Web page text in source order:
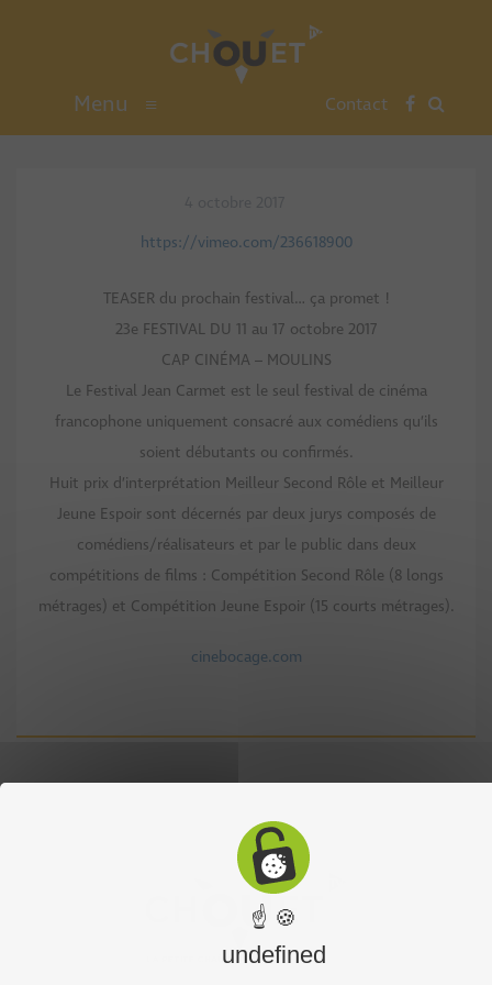
Menu ≡ Contact
https://vimeo.com/236618900
TEASER du prochain festival… ça promet !
23e FESTIVAL DU 11 au 17 octobre 2017
CAP CINÉMA – MOULINS
Le Festival Jean Carmet est le seul festival de cinéma
francophone uniquement consacré aux comédiens qu’ils
soient débutants ou confirmés.
Huit prix d’interprétation Meilleur Second Rôle et Meilleur
Jeune Espoir sont décernés par deux jurys composés de
comédiens/réalisateurs et par le public dans deux
compétitions de films : Compétition Second Rôle (8 longs
métrages) et Compétition Jeune Espoir (15 courts métrages).
cinebocage.com
☝ 🍪
undefined